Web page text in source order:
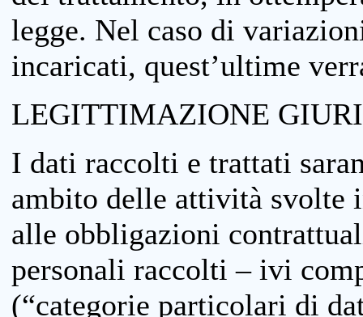
legge. Nel caso di
incaricati, quest’ultime
LEGITTIMAZIONE
I dati raccolti e trattati
ambito delle attività svolte
alle obbligazioni
personali raccolti – ivi
(“categorie particolari di